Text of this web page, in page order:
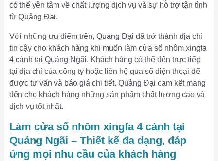
có thể yên tâm về chất lượng dịch vụ và sự hỗ trợ tận tình
từ Quảng Đại.
Với những ưu điểm trên, Quảng Đại đã trở thành địa chỉ
tin cậy cho khách hàng khi muốn làm cửa sổ nhôm xingfa
4 cánh tại Quảng Ngãi. Khách hàng có thể đến trực tiếp
tại địa chỉ của công ty hoặc liên hệ qua số điện thoại để
được tư vấn và báo giá chi tiết. Quảng Đại cam kết mang
đến cho khách hàng những sản phẩm chất lượng cao và
dịch vụ tốt nhất.
Làm cửa sổ nhôm xingfa 4 cánh tại
Quảng Ngãi – Thiết kế đa dạng, đáp
ứng mọi nhu cầu của khách hàng